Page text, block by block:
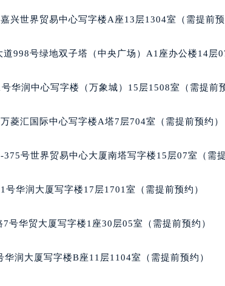
鸭山市尖山区新兴大街理查德米勒售后服务中心（
春市伊美区通河路理查德米勒售后服务中心（需提
市浑江区浑江大街理查德米勒售后服务中心（需提
市龙山区人民大街理查德米勒售后服务中心（需提
市铁东区紫气大路与南九经街交汇处理查德米勒售
市东昌区环通乡江南大街理查德米勒售后服务中心
市铁东区站前街理查德米勒售后服务中心（需提前
市双塔区新华路理查德米勒售后服务中心（需提前
兴世界贸易中心写字楼A座13层1304室（需提前预
998号绿地双子塔（中央广场）A1座办公楼14层
华润中心写字楼（万象城）15层1508室（需提前
菱汇国际中心写字楼A塔7层704室（需提前预约）
号世界贸易中心大厦南塔写字楼15层07室（需提
华润大厦写字楼17层1701室（需提前预约）
号华贸大厦写字楼1座30层05室（需提前预约）
润大厦写字楼B座11层1104室（需提前预约）